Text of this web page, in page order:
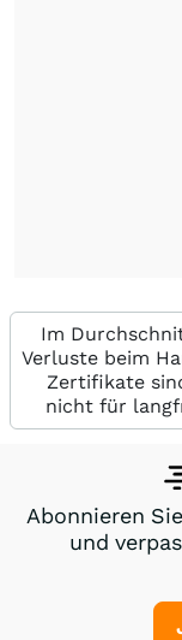
Im
Verluste beim
Zertifikate
nicht für
Abonnieren
und